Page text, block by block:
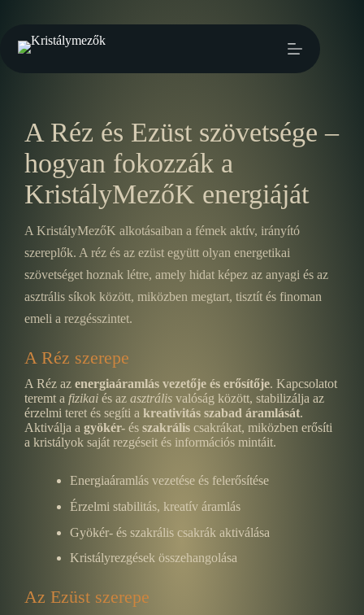
A Réz és Ezüst szövetsége –
hogyan fokozzák a
KristályMezőK energiáját
A KristályMezőK alkotásaiban a fémek aktív, irányító
szereplők. A réz és az ezüst együtt olyan energetikai
szövetséget hoznak létre, amely hidat képez az anyagi és az
asztrális síkok között, miközben megtart, tisztít és finoman
emeli a rezgésszintet.
A Réz szerepe
A Réz az energiaáramlás vezetője és erősítője. Kapcsolatot
teremt a fizikai és az asztrális valóság között, stabilizálja az
érzelmi teret és segíti a kreativitás szabad áramlását.
Aktiválja a gyökér- és szakrális csakrákat, miközben erősíti
a kristályok saját rezgéseit és információs mintáit.
Energiaáramlás vezetése és felerősítése
Érzelmi stabilitás, kreatív áramlás
Gyökér- és szakrális csakrák aktiválása
Kristályrezgések összehangolása
Az Ezüst szerepe